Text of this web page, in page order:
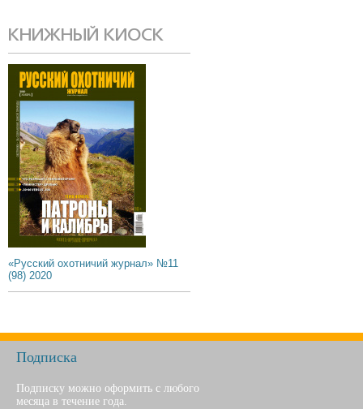
КНИЖНЫЙ КИОСК
«Русский охотничий журнал» №11
(98) 2020
Подписка
Подписку можно оформить с любого
месяца в течение года.